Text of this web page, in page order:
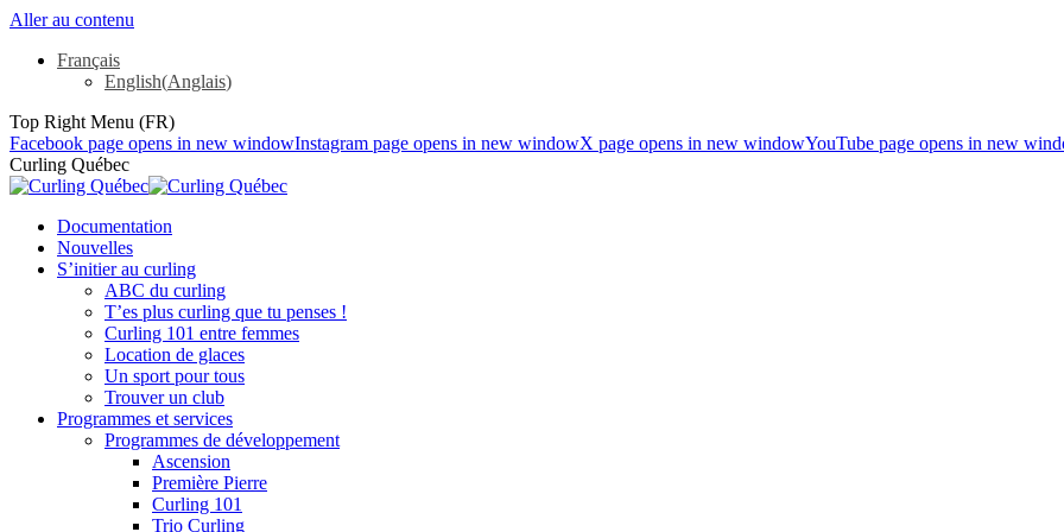
Aller au contenu
Français
English(Anglais)
Top Right Menu (FR)
Facebook page opens in new windowInstagram page opens in new windowX page opens in new windowYouTube page opens in new
Curling Québec
Documentation
Nouvelles
S’initier au curling
ABC du curling
T’es plus curling que tu penses !
Curling 101 entre femmes
Location de glaces
Un sport pour tous
Trouver un club
Programmes et services
Programmes de développement
Ascension
Première Pierre
Curling 101
Trio Curling